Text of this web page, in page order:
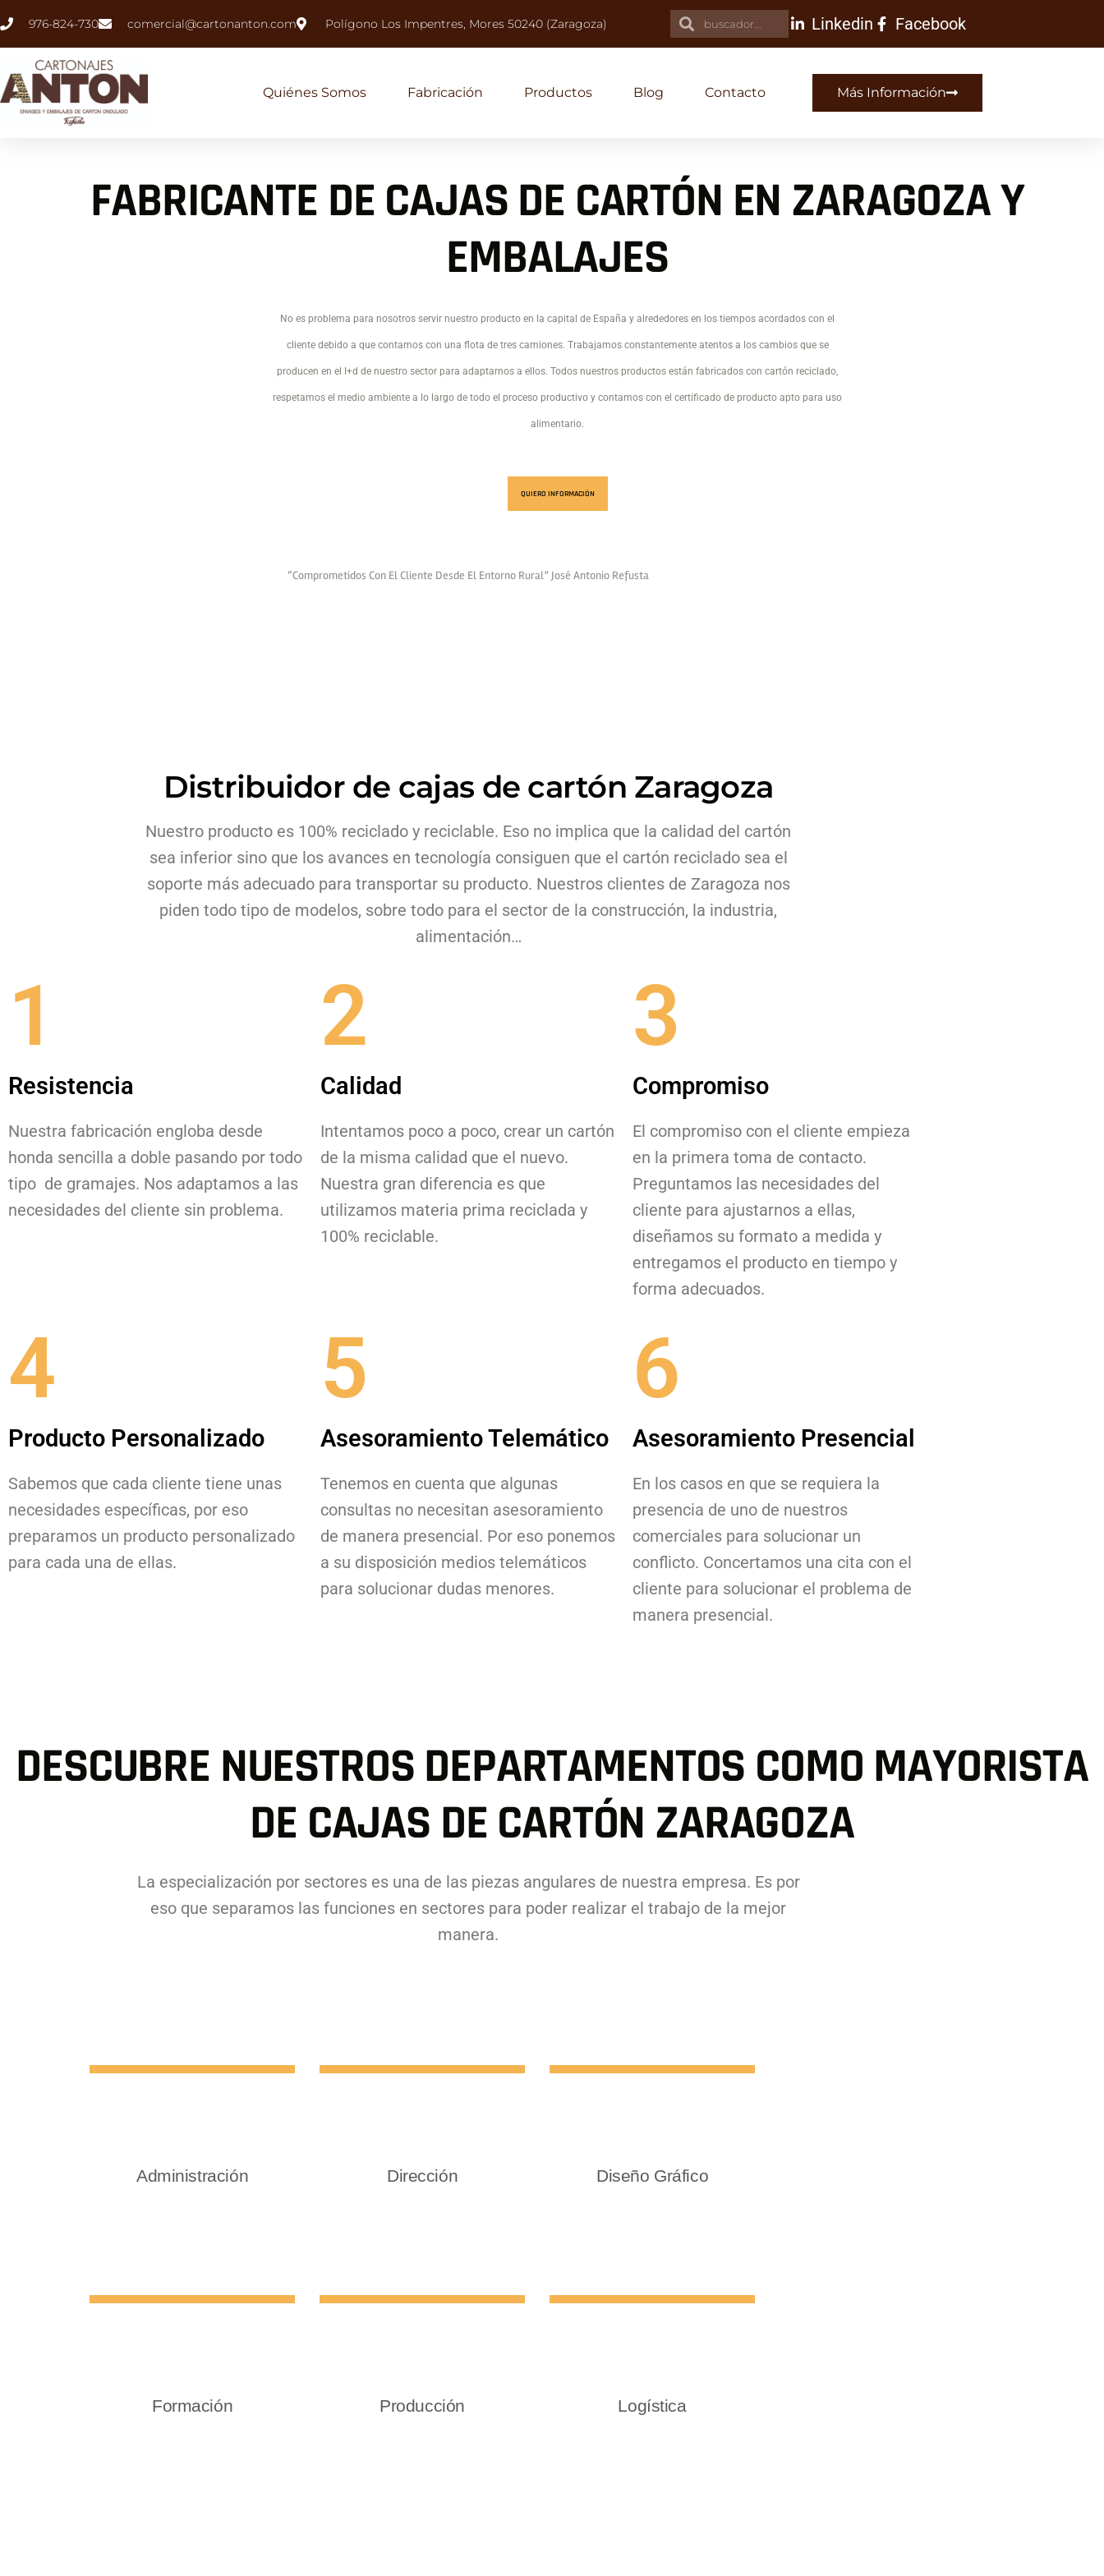
976-824-730 comercial@cartonanton.com Polígono Los Impentres, Mores 50240 (Zaragoza) Linkedin Facebook
Quiénes Somos Fabricación Productos Blog Contacto Más Información
FABRICANTE DE CAJAS DE CARTÓN EN ZARAGOZA Y
EMBALAJES
No es problema para nosotros servir nuestro producto en la capital de España y alrededores en los tiempos acordados con el
cliente debido a que contamos con una flota de tres camiones. Trabajamos constantemente atentos a los cambios que se
producen en el I+d de nuestro sector para adaptarnos a ellos. Todos nuestros productos están fabricados con cartón reciclado,
respetamos el medio ambiente a lo largo de todo el proceso productivo y contamos con el certificado de producto apto para uso
alimentario.
QUIERO INFORMACIÓN
“Comprometidos Con El Cliente Desde El Entorno Rural” José Antonio Refusta
Distribuidor de cajas de cartón Zaragoza
Nuestro producto es 100% reciclado y reciclable. Eso no implica que la calidad del cartón
sea inferior sino que los avances en tecnología consiguen que el cartón reciclado sea el
soporte más adecuado para transportar su producto. Nuestros clientes de Zaragoza nos
piden todo tipo de modelos, sobre todo para el sector de la construcción, la industria,
alimentación…
1
Resistencia
Nuestra fabricación engloba desde
honda sencilla a doble pasando por todo
tipo de gramajes. Nos adaptamos a las
necesidades del cliente sin problema.
2
Calidad
Intentamos poco a poco, crear un cartón
de la misma calidad que el nuevo.
Nuestra gran diferencia es que
utilizamos materia prima reciclada y
100% reciclable.
3
Compromiso
El compromiso con el cliente empieza
en la primera toma de contacto.
Preguntamos las necesidades del
cliente para ajustarnos a ellas,
diseñamos su formato a medida y
entregamos el producto en tiempo y
forma adecuados.
4
Producto Personalizado
Sabemos que cada cliente tiene unas
necesidades específicas, por eso
preparamos un producto personalizado
para cada una de ellas.
5
Asesoramiento Telemático
Tenemos en cuenta que algunas
consultas no necesitan asesoramiento
de manera presencial. Por eso ponemos
a su disposición medios telemáticos
para solucionar dudas menores.
6
Asesoramiento Presencial
En los casos en que se requiera la
presencia de uno de nuestros
comerciales para solucionar un
conflicto. Concertamos una cita con el
cliente para solucionar el problema de
manera presencial.
DESCUBRE NUESTROS DEPARTAMENTOS COMO MAYORISTA
DE CAJAS DE CARTÓN ZARAGOZA
La especialización por sectores es una de las piezas angulares de nuestra empresa. Es por
eso que separamos las funciones en sectores para poder realizar el trabajo de la mejor
manera.
Administración Dirección Diseño Gráfico
Formación Producción Logística